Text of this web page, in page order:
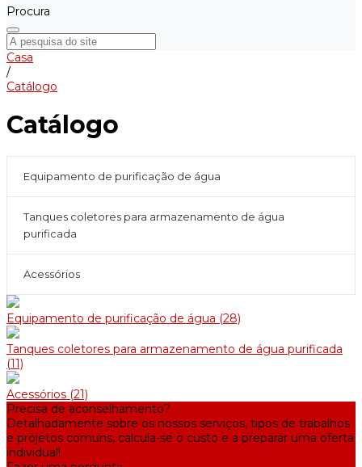
Procura
Casa
/
Catálogo
Catálogo
Equipamento de purificação de água
Tanques coletores para armazenamento de água
purificada
Acessórios
Equipamento de purificação de água (28)
Tanques coletores para armazenamento de água purificada
(11)
Acessórios (21)
Precisa de aconselhamento?
Detalhadamente sobre os nossos serviços, tipos de trabalhos
e projetos comuns, calcula-se o custo e a preparar uma oferta
individual!